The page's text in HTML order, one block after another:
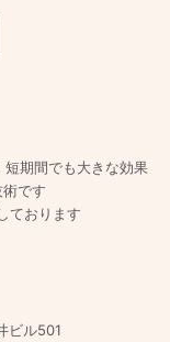
期間でも大きな効果
です
ております
ル501